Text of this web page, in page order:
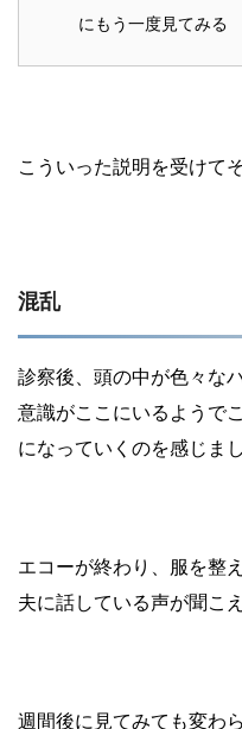
にもう一度見てみる
こういった説明を受けて
混乱
診察後、頭の中が色々な
意識がここにいるようで
になっていくのを感じまし
エコーが終わり、服を整
夫に話している声が聞こ
週間後に見てみても変わ